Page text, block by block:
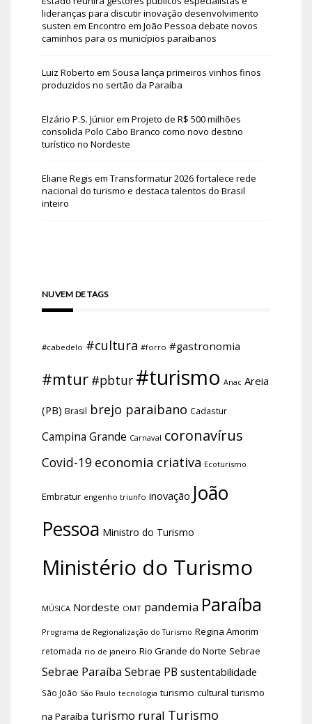
lideranças para discutir inovação desenvolvimento
susten em Encontro em João Pessoa debate novos
caminhos para os municípios paraibanos
Luiz Roberto em Sousa lança primeiros vinhos finos
produzidos no sertão da Paraíba
Elzário P.S. Júniorem Projeto de R$ 500 milhões
consolida Polo Cabo Branco como novo destino
turístico no Nordeste
Eliane Regis em Transformatur 2026 fortalece rede
nacional do turismo e destaca talentos do Brasil
inteiro
NUVEM DE TAGS
#cabedelo #cultura #forro #gastronomia
#mtur #pbtur #turismo Anac Areia
(PB) Brasil brejo paraibano Cadastur
Campina Grande Carnaval coronavírus
Covid-19 economia criativa Ecoturismo
Embratur engenho triunfo inovação João
Pessoa Ministro do Turismo
Ministério do Turismo
MÚSICA Nordeste OMT pandemia Paraíba
Programa de Regionalização do Turismo Regina Amorim
retomada rio de janeiro Rio Grande do Norte Sebrae
Sebrae Paraíba Sebrae PB sustentabilidade
São João São Paulo tecnologia turismo cultural turismo
na Paraíba turismo rural Turismo